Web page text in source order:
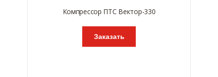
Компрессор ПТС Вектор-330
Заказать